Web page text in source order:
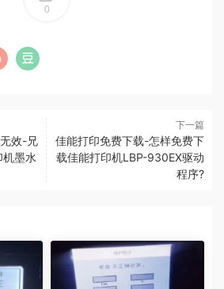
0
效-兄
墨水
下一篇
佳能打印免费下载-怎样免费下
载佳能打印机LBP-930EX驱动
程序?